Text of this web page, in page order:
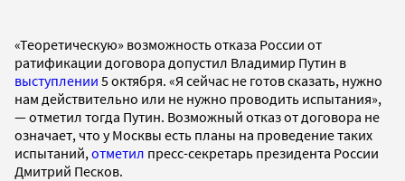
«Теоретическую» возможность отказа России от
ратификации договора допустил Владимир Путин в
выступлении 5 октября. «Я сейчас не готов сказать, нужно
нам действительно или не нужно проводить испытания»,
— отметил тогда Путин. Возможный отказ от договора не
означает, что у Москвы есть планы на проведение таких
испытаний, отметил пресс-секретарь президента России
Дмитрий Песков.